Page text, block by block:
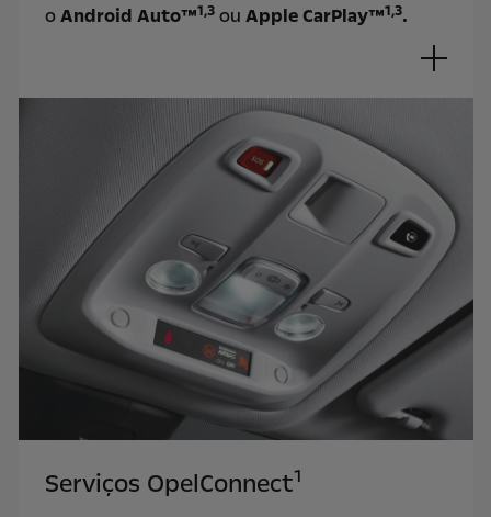
oAndroid Auto™1,3ou Apple CarPlay™1,3.
Serviços OpelConnect1